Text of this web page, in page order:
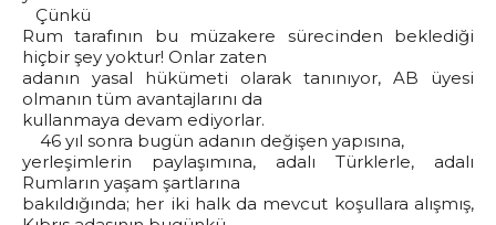
Çünkü
Rum tarafının bu müzakere sürecinden beklediği
hiçbir şey yoktur! Onlar zaten
adanın yasal hükümeti olarak tanınıyor, AB üyesi
olmanın tüm avantajlarını da
kullanmaya devam ediyorlar.
46 yıl sonra bugün adanın değişen yapısına,
yerleşimlerin paylaşımına, adalı Türklerle, adalı
Rumların yaşam şartlarına
bakıldığında; her iki halk da mevcut koşullara alışmış,